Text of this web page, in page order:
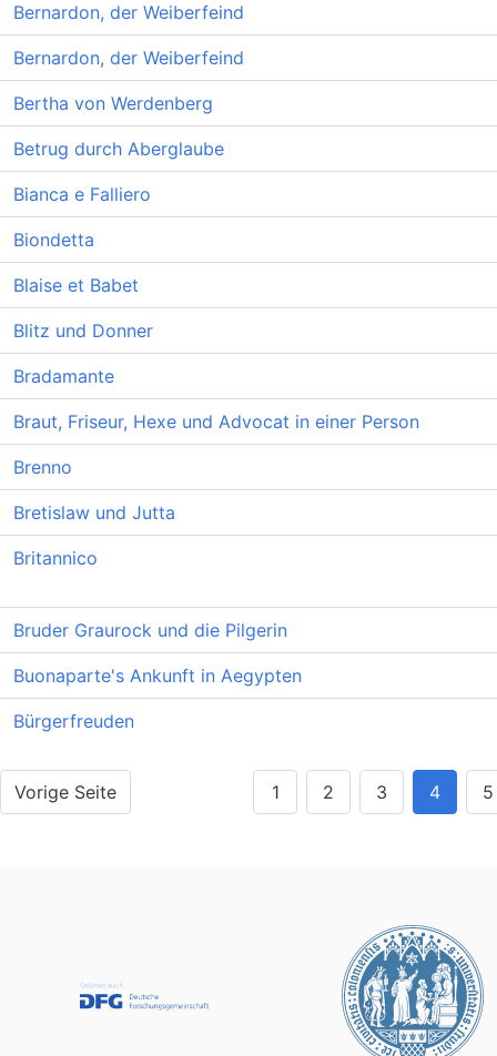
Bernardon, der Weiberfeind
Bernardon, der Weiberfeind
Bertha von Werdenberg
Betrug durch Aberglaube
Bianca e Falliero
Biondetta
Blaise et Babet
Blitz und Donner
Bradamante
Braut, Friseur, Hexe und Advocat in einer Person
Brenno
Bretislaw und Jutta
Britannico
Bruder Graurock und die Pilgerin
Buonaparte's Ankunft in Aegypten
Bürgerfreuden
Vorige Seite 1 2 3 4 5